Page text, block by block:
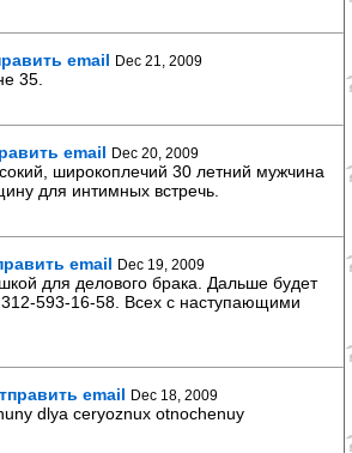
email Dec 21, 2009
35.
email Dec 20, 2009
широкоплечий 30 летний мужчина
для интимных встречь.
email Dec 19, 2009
для делового брака. Дальше будет
593-16-58. Всех с наступающими
email Dec 18, 2009
dlya ceryoznux otnochenuy